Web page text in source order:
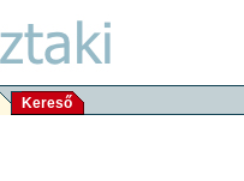
Kereső